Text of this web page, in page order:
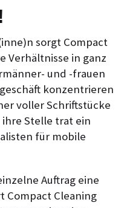
sorgt Compact
Verhältnisse in ganz
und -frauen
konzentrieren
voller Schriftstücke
Stelle trat ein
für mobile
Auftrag eine
Compact Cleaning